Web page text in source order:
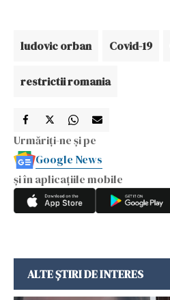
ludovic orban Covid-19
restrictii romania
Urmăriți-ne și pe
Google News
și în aplicațiile mobile
ALTE ȘTIRI DE INTERES